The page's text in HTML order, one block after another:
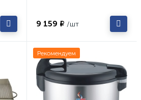
9 159 ₽ /шт
Рекомендуем